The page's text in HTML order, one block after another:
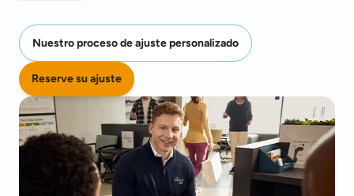
Nuestro proceso de ajuste personalizado
Reserve su ajuste